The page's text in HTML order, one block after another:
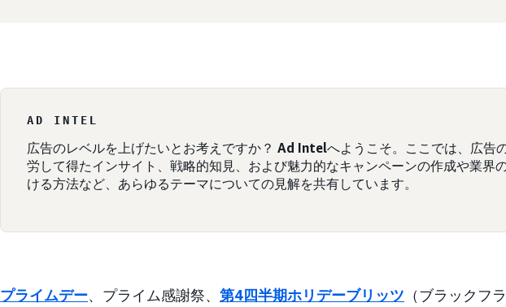
AD INTEL
広告のレベルを上げたいとお考えですか？ Ad Intelへようこそ。ここでは、広告
労して得たインサイト、戦略的知見、および魅力的なキャンペーンの作成や業界
ける方法など、あらゆるテーマについての見解を共有しています。
プライムデー、プライム感謝祭、 第4四半期ホリデーブリッツ （ブラックフ